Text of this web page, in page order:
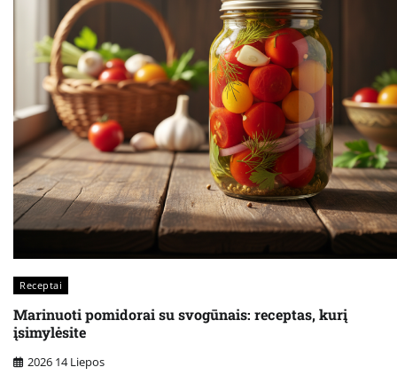
Receptai
Marinuoti pomidorai su svogūnais: receptas, kurį
įsimylėsite
2026 14 Liepos